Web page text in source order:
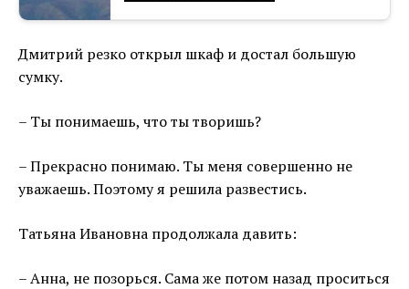
Дмитрий резко открыл шкаф и достал большую
сумку.
– Ты понимаешь, что ты творишь?
– Прекрасно понимаю. Ты меня совершенно не
уважаешь. Поэтому я решила развестись.
Татьяна Ивановна продолжала давить:
– Анна, не позорься. Сама же потом назад проситься